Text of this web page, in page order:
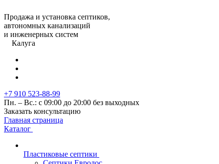
Продажа и установка септиков,
автономных канализаций
и инженерных систем
Калуга
+7 910 523-88-99
Пн. – Вс.: с 09:00 до 20:00 без выходных
Заказать консультацию
Главная страница
Каталог
Пластиковые септики